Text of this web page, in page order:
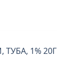
1% 20Г